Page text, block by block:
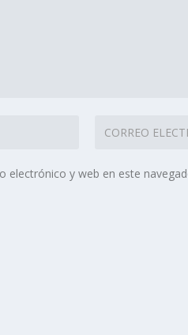
electrónico y web en este